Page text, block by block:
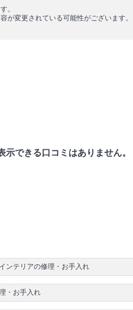
。
が変更されている可能性がございます。
示できる口コミはありません。
ンテリアの修理・お手入れ
・お手入れ